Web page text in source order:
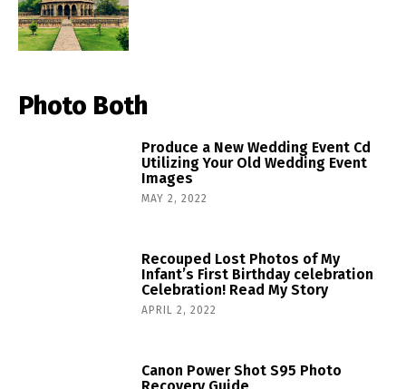
Photo Both
Produce a New Wedding Event Cd
Utilizing Your Old Wedding Event
Images
MAY 2, 2022
Recouped Lost Photos of My
Infant’s First Birthday celebration
Celebration! Read My Story
APRIL 2, 2022
Canon Power Shot S95 Photo